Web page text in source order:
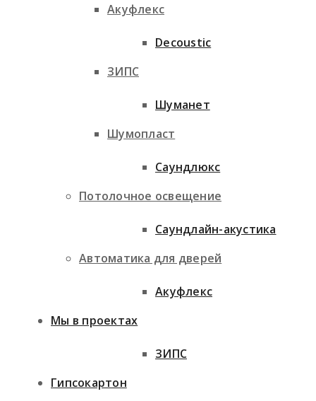
Акуфлекс
ЗИПС
Шумопласт
Потолочное освещение
Автоматика для дверей
Мы в проектах
Гипсокартон
Decoustic
Шуманет
Саундлюкс
Саундлайн-акустика
Акуфлекс
ЗИПС